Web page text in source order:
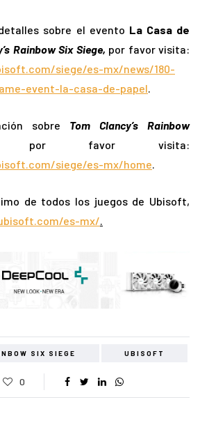
sobre el evento La Casa de
Rainbow Six Siege, por favor visita:
siege/es-mx/news/180-
event-la-casa-de-papel.
sobre Tom Clancy’s Rainbow
favor visita:
siege/es-mx/home.
de todos los juegos de Ubisoft,
es-mx/.
SIX SIEGE UBISOFT
0